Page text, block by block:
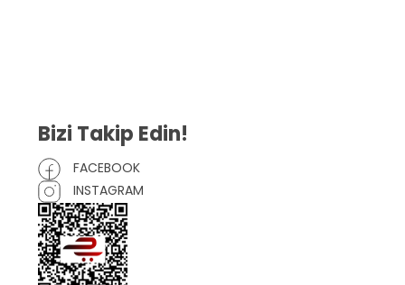
Bizi Takip Edin!
FACEBOOK
INSTAGRAM